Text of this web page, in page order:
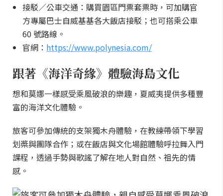
接駁／公車交通：購買園區門票套票時，可加購官
方專屬巴士自威基基各大飯店接駁；也可搭乘公車
60 號路線。
官網： https://www.polynesia.com/
跟著《海洋奇緣》體驗海島文化
想和莫娜一樣感受乘風破浪的樂趣，夏威夷提供多種豐
富的海洋文化體驗。
旅客可參加傳統的支架獨木舟體驗，在教練帶領下學習
划槳與團隊合作；或在飯店與文化場館體驗呼拉舞入門
課程，透過手勢與歌謠了解在地人對自然、祖先的情
感。